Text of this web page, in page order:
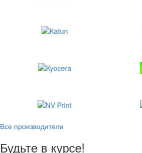
Все производители
Будьте в курсе!